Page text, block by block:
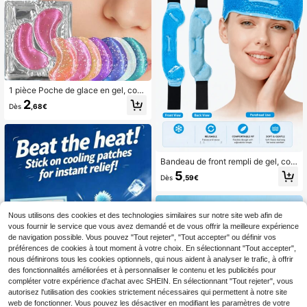
d'été, fournitures portables d'été
1 pièce Poche de glace en gel, cous
sinet de refroidissement réutilisable
pour les yeux et patch pour les yeu
les poches sous les yeux, relaxant p
our les yeux, cadeau de Noël, refroi
dissement d'été
Dès 2,68€
me.
Bandeau de front rempli de gel, com
presse chaude/froide à perles de ge
l PVC, bandeau de front en peluche,
ement physique
Dès 5 ,59€
Nous utilisons des cookies et des technologies similaires sur notre site web afin de
vous fournir le service que vous avez demandé et de vous offrir la meilleure expérience
de navigation possible. Vous pouvez "Tout rejeter", "Tout accepter" ou définir vos
préférences de cookies à tout moment à votre choix. En sélectionnant "Tout accepter",
nous définirons tous les cookies optionnels, qui nous aident à analyser le trafic, à offrir
des fonctionnalités améliorées et à personnaliser le contenu et les publicités pour
compléter votre expérience d'achat avec SHEIN. En sélectionnant "Tout rejeter", vous
autorisez l'utilisation des cookies strictement nécessaires qui permettent à notre site
web de fonctionner. Vous pouvez les désactiver en modifiant les paramètres de votre